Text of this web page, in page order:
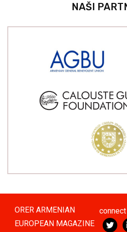
NAŠI
ORER ARMENIAN
EUROPEAN MAGAZINE